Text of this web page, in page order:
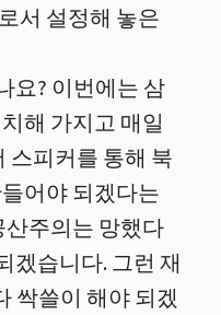
서 설정해 놓은
요? 이번에는 삼
해 가지고 매일
스피커를 통해 북
어야 되겠다는
주의는 망했다
겠습니다. 그런 재
싹쓸이 해야 되겠